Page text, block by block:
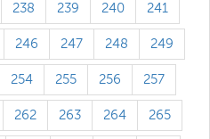
238 239 240 241
246 247 248 249
254 255 256 257
262 263 264 265